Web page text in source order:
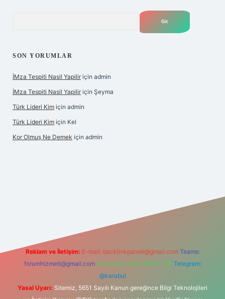
SON YORUMLAR
İMza Tespiti Nasil Yapilir için admin
İMza Tespiti Nasil Yapilir için Şeyma
Türk Lideri Kim için admin
Türk Lideri Kim için Kel
Kor Olmuş Ne Demek için admin
Reklam ve İletişim: E-mail: backlinkpaneli@gmail.com Teams:
forumhizmeti@gmail.com Whatsapp: 0262 606 0 726 Telegram:
@karabul
Yasal Uyarı: Sitemiz, 5651 Sayılı Kanun gereğince Bilgi Teknolojileri